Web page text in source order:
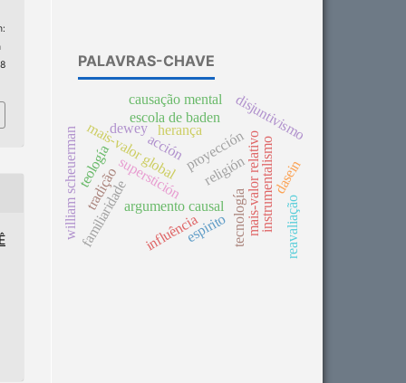
PALAVRAS-CHAVE
argumento causal
superstición
proyección
mais-valor global mais-valor relativo
disjuntivismo
religión
tecnología instrumentalismo
dewey
teología
espirito
influência
familiaridade
william scheuerman
escola de baden
dasein
herança
reavaliação
tradição
acción
causação mental